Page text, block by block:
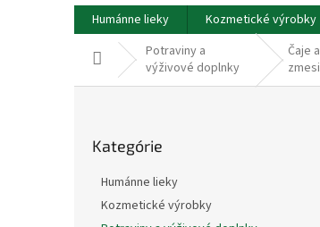
Humánne lieky Kozmetické výrobky
DomovPotraviny a
výživové doplnky
Čaje a
zmesi
kategórie
Kategórie
Humánne lieky
Kozmetické výrobky